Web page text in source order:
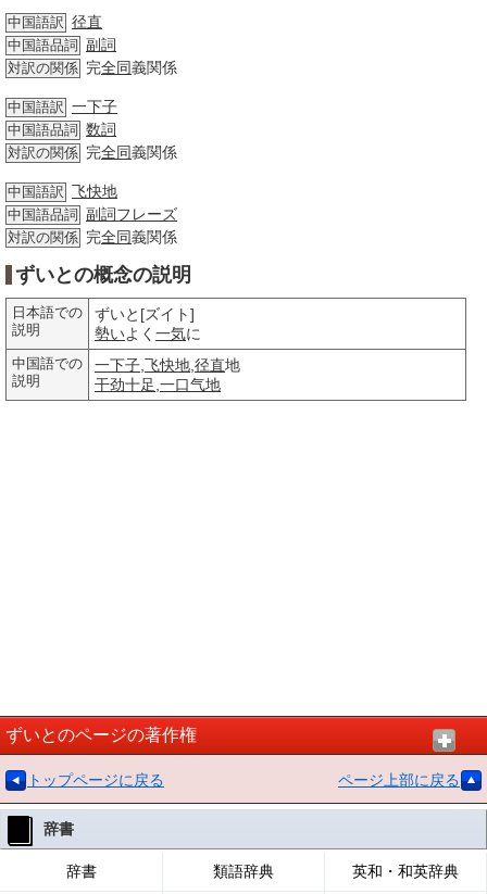
中国語訳 径直
中国語品詞 副詞
対訳の関係 完全同義関係
中国語訳 一下子
中国語品詞 数詞
対訳の関係 完全同義関係
中国語訳 飞快地
中国語品詞 副詞フレーズ
対訳の関係 完全同義関係
ずいとの概念の説明
日本語での
説明
ずいと[ズイト]
勢いよく 一気に
中国語での
説明
一下子 飞快地 径直地
干劲十足 一口气地
ずいとのページの著作権
トップページに戻る ページ上部に戻る
辞書
辞書 類語辞典 英和・和英辞典